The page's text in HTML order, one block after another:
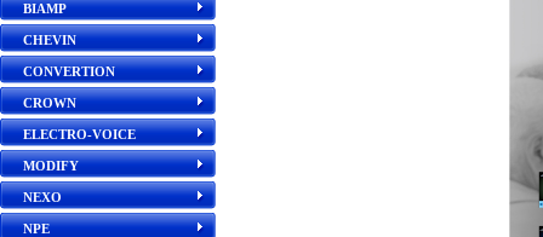
BIAMP
CHEVIN
CONVERTION
CROWN
ELECTRO-VOICE
MODIFY
NEXO
NPE